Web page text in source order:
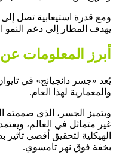
يهدف المطار إلى دعم النمو
أبرز المعلومات
يُعد «جسر دانجيانج» في
والمعمارية لهذا العام.
ويتميز الجسر، الذي صممته
غير متماثل في العالم،
الهيكلية لتحقيق أقصى
بخفة فوق نهر تامسوي.